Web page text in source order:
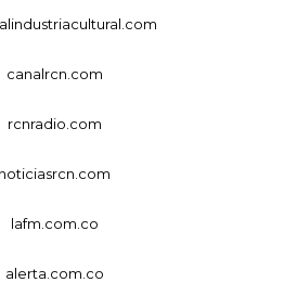
canalrcn.com
rcnradio.com
noticiasrcn.com
lafm.com.co
alerta.com.co